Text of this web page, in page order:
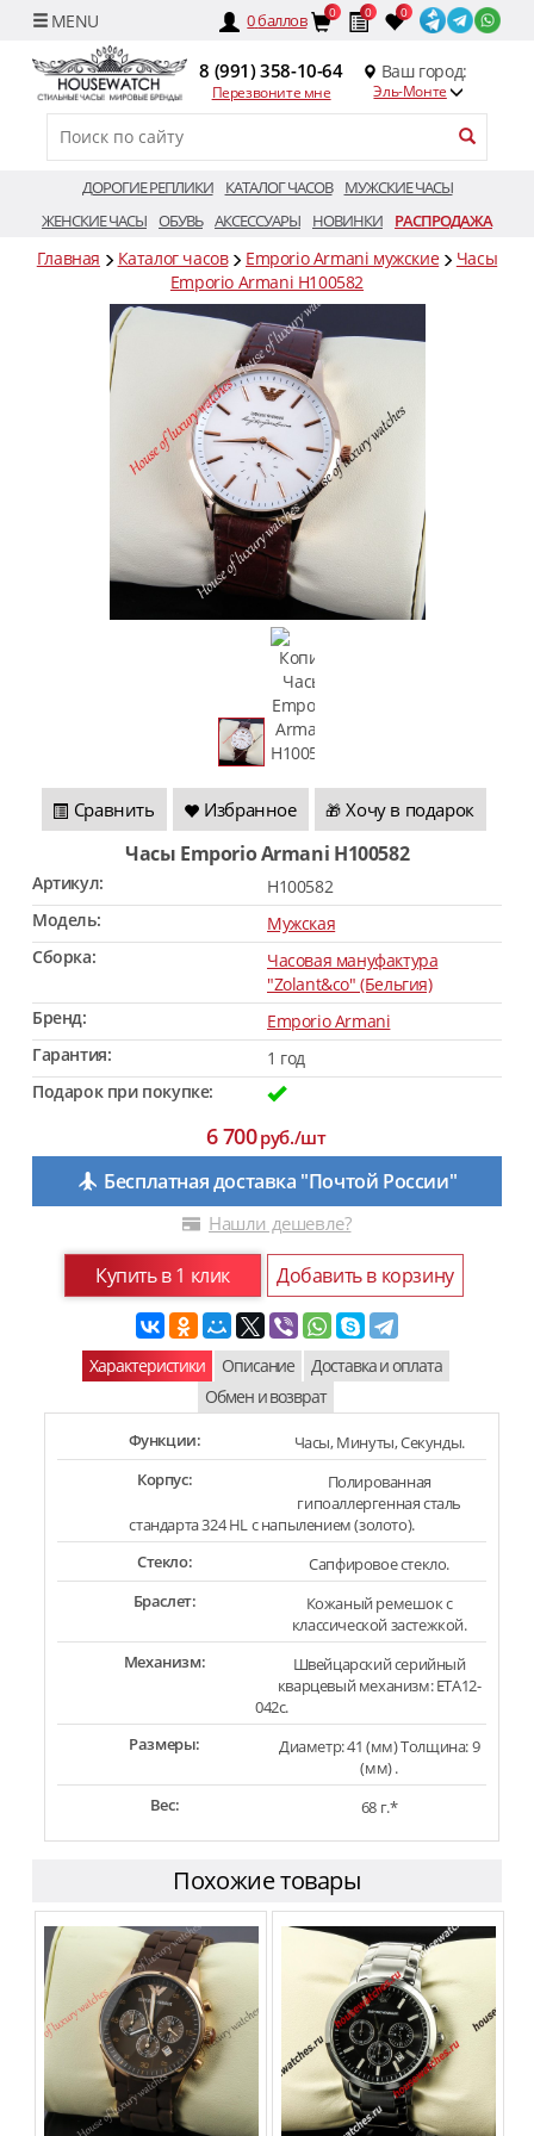
0баллов 0 0 0
8 (991) 358-10-64
Перезвоните мне
Ваш город:
Эль-Монте
ДОРОГИЕ РЕПЛИКИ КАТАЛОГ ЧАСОВ
МУЖСКИЕ ЧАСЫ
ЖЕНСКИЕ ЧАСЫ ОБУВЬ АКСЕССУАРЫ НОВИНКИ РАСПРОДАЖА
Главная Каталог часов Emporio Armani мужские
Часы
Emporio Armani H100582
Сравнить Избранное 🎁 Хочу в подарок
Часы Emporio Armani H100582
Артикул:
H100582
Модель:
Мужская
Сборка:
Часовая мануфактура
"Zolant&co" (Бельгия)
Бренд:
Emporio Armani
Гарантия:
1 год
Подарок при покупке:
6 700руб./шт
Бесплатная доставка "Почтой России"
Нашли дешевле?
Купить в 1 клик Добавить в корзину
Характеристики Описание
Доставка и оплата
Обмен и возврат
Функции:
Часы, Минуты, Секунды.
Корпус:
Полированная
гипоаллергенная сталь
стандарта 324 HL с напылением (золото).
Стекло:
Сапфировое стекло.
Браслет:
Кожаный ремешок с
классической застежкой.
Механизм:
Швейцарский серийный
кварцевый механизм: ETA12-
042c.
Размеры:
Диаметр: 41 (мм) Толщина: 9
(мм) .
Вес:
68 г.*
Похожие товары